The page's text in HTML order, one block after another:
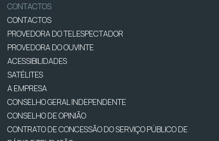
CONTACTOS
CONTACTOS
PROVEDORA DO TELESPECTADOR
PROVEDORA DO OUVINTE
ACESSIBILIDADES
SATÉLITES
A EMPRESA
CONSELHO GERAL INDEPENDENTE
CONSELHO DE OPINIÃO
CONTRATO DE CONCESSÃO DO SERVIÇO PÚBLICO DE